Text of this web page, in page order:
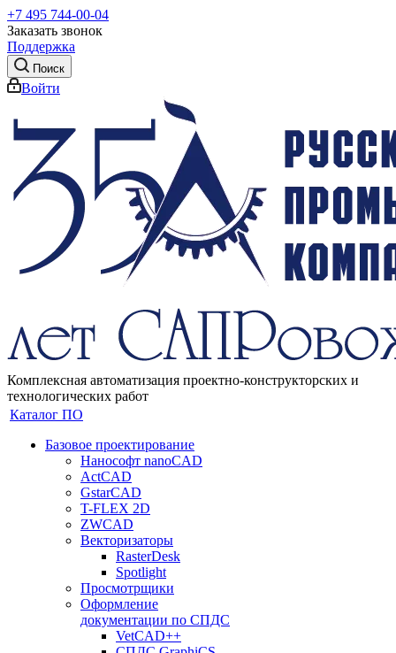
+7 495 744-00-04
Заказать звонок
Поддержка
Поиск
Войти
Комплексная автоматизация проектно-конструкторских и
технологических работ
Каталог ПО
Базовое проектирование
Нанософт nanoCAD
ActCAD
GstarCAD
T-FLEX 2D
ZWCAD
Векторизаторы
RasterDesk
Spotlight
Просмотрщики
Оформление
документации по СПДС
VetCAD++